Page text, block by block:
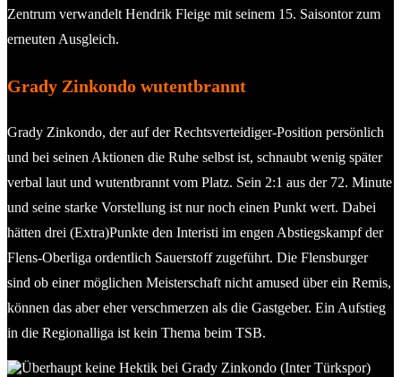
Zentrum verwandelt Hendrik Fleige mit seinem 15. Saisontor zum
erneuten Ausgleich.
Grady Zinkondo wutentbrannt
Grady Zinkondo, der auf der Rechtsverteidiger-Position persönlich
und bei seinen Aktionen die Ruhe selbst ist, schnaubt wenig später
verbal laut und wutentbrannt vom Platz. Sein 2:1 aus der 72. Minute
und seine starke Vorstellung ist nur noch einen Punkt wert. Dabei
hätten drei (Extra)Punkte den Interisti im engen Abstiegskampf der
Flens-Oberliga ordentlich Sauerstoff zugeführt. Die Flensburger
sind ob einer möglichen Meisterschaft nicht amused über ein Remis,
können das aber eher verschmerzen als die Gastgeber. Ein Aufstieg
in die Regionalliga ist kein Thema beim TSB.